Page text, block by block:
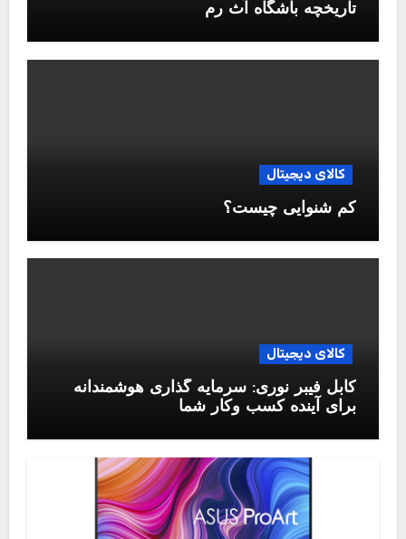
تاریخچه باشگاه آث رم
کالای دیجیتال
کم شنوایی چیست؟
کالای دیجیتال
کابل فیبر نوری: سرمایه گذاری هوشمندانه
برای آینده کسب وکار شما